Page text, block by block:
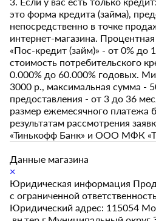
это форма кредита (займа),
непосредственно в точке
интернет-магазина.
«Пос-кредит (займ)» - от 0% до
стоимость потребительского
0.000% до 60.000% годовых.
3000 р., максимальная сумма -
предоставления - от 3 до 36
размер ежемесячного платежа
результатам рассмотрения
«Тинькофф Банк» и ООО МФК
Данные магазина
×
Юридическая информация
с ограниченной
Юридический адрес: 115054